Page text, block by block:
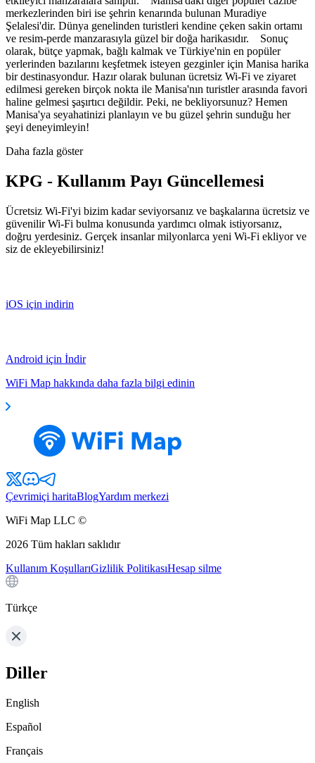
merkezlerinden biri ise şehrin kenarında bulunan Muradiye
Şelalesi'dir. Dünya genelinden turistleri kendine çeken sakin ortamı
ve resim-perde manzarasıyla güzel bir doğa harikasıdır. Sonuç
olarak, bütçe yapmak, bağlı kalmak ve Türkiye'nin en popüler
yerlerinden bazılarını keşfetmek isteyen gezginler için Manisa harika
bir destinasyondur. Hazır olarak bulunan ücretsiz Wi-Fi ve ziyaret
edilmesi gereken birçok nokta ile Manisa'nın turistler arasında favori
haline gelmesi şaşırtıcı değildir. Peki, ne bekliyorsunuz? Hemen
Manisa'ya seyahatinizi planlayın ve bu güzel şehrin sunduğu her
şeyi deneyimleyin!
Daha fazla göster
KPG - Kullanım Payı Güncellemesi
Ücretsiz Wi-Fi'yi bizim kadar seviyorsanız ve başkalarına ücretsiz ve
güvenilir Wi-Fi bulma konusunda yardımcı olmak istiyorsanız,
doğru yerdesiniz. Gerçek insanlar milyonlarca yeni Wi-Fi ekliyor ve
siz de ekleyebilirsiniz!
iOS için indirin
Android için İndir
WiFi Map hakkında daha fazla bilgi edinin
Çevrimiçi haritaBlogYardım merkezi
WiFi Map LLC ©
2026 Tüm hakları saklıdır
Kullanım KoşullarıGizlilik PolitikasıHesap silme
Türkçe
Diller
English
Español
Français